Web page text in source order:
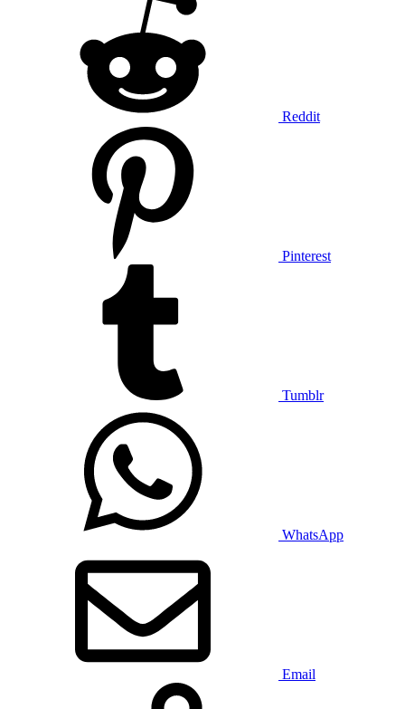
Reddit
Pinterest
Tumblr
WhatsApp
Email